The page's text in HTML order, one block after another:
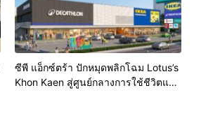
ซีพี แอ็กซ์ตร้า ปักหมุดพลิกโฉม Lotus’s
Khon Kaen สู่ศูนย์กลางการใช้ชีวิตแห่ง